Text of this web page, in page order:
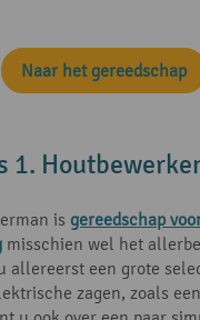
Naar het gereedschap
1.
is gereedschap
misschien wel het
allereerst een grote
zagen, zoals